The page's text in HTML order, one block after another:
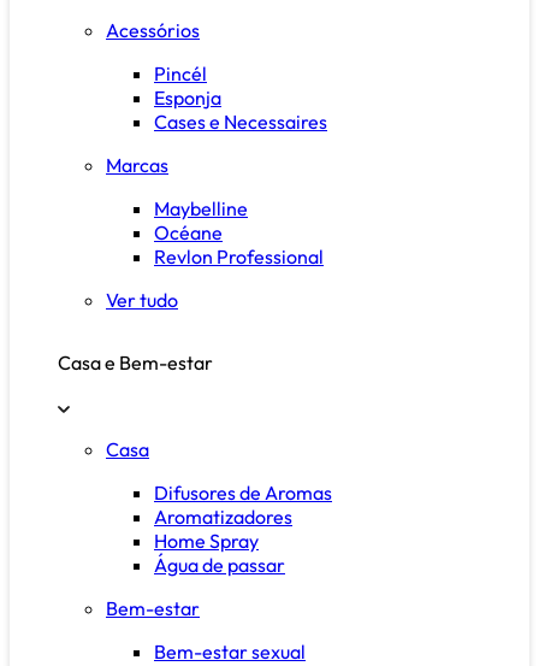
Acessórios
Pincél
Esponja
Cases e Necessaires
Marcas
Maybelline
Océane
Revlon Professional
Ver tudo
Casa e Bem-estar
Casa
Difusores de Aromas
Aromatizadores
Home Spray
Água de passar
Bem-estar
Bem-estar sexual